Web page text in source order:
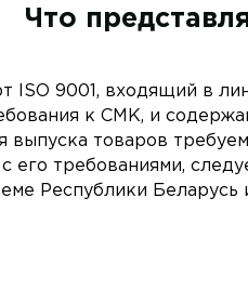
Что
ISO 9001, входящий в
к СМК, и
выпуска товаров
его требованиями,
Республики